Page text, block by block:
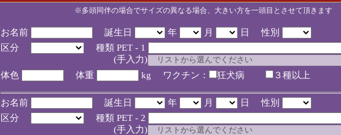
※多頭同伴の場合でサイズの異なる場合、大きい方を一頭目とさせて頂きます
お名前 誕生日 年 月
日 性別
区分
種類 PET - 1
(手入力)
体色
体重 kg ワクチン： 狂犬病 ３種以上
お名前 誕生日 年 月
日 性別
区分
種類 PET - 2
(手入力)